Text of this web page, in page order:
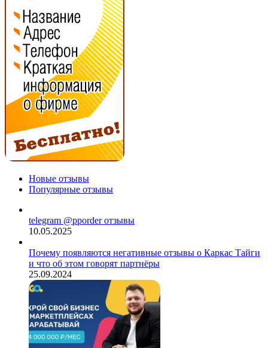
Новые отзывы
Популярные отзывы
telegram @pporder отзывы
10.05.2025
Почему появляются негативные отзывы о Каркас Тайги
и что об этом говорят партнёры
25.09.2024